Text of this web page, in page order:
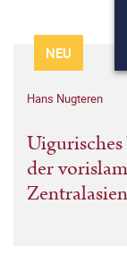
NEU
Hans Nugteren
der
Zentralasien